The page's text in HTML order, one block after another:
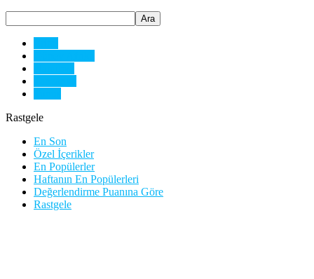
Rastgele
En Son
Özel İçerikler
En Popülerler
Haftanın En Popülerleri
Değerlendirme Puanına Göre
Rastgele